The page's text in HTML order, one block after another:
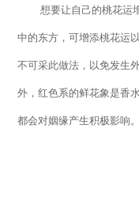
想要让自己的桃花运增
中的东方，可增添桃花运
不可采此做法，以免发生
外，红色系的鲜花象是香
都会对姻缘产生积极影响。